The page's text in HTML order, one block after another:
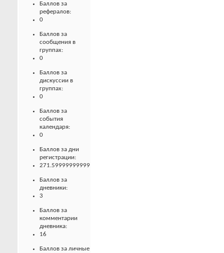
Баллов за
рефералов:
0
Баллов за
сообщения в
группах:
0
Баллов за
дискуссии в
группах:
0
Баллов за
события
календаря:
0
Баллов за дни
регистрации:
271.59999999999
Баллов за
дневники:
3
Баллов за
комментарии
дневника:
16
Баллов за личные